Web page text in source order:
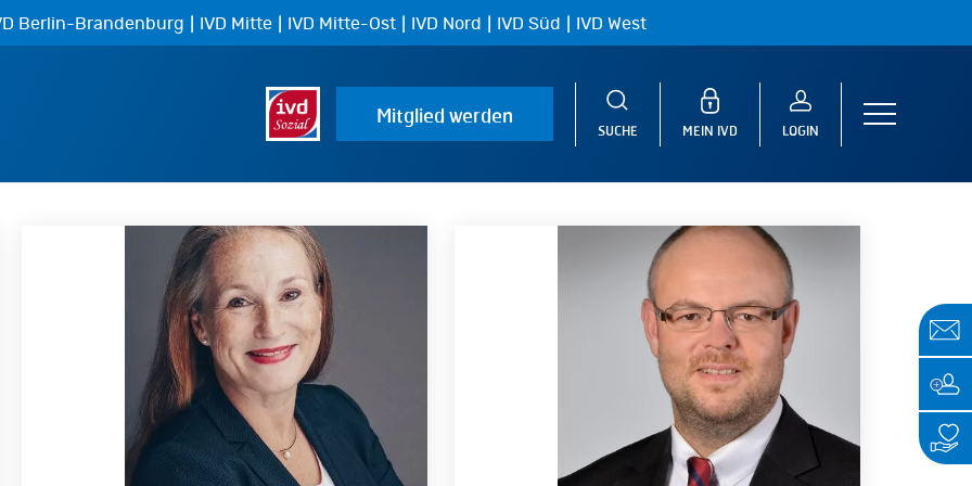
Berlin-Brandenburg | IVD Mitte | IVD Mitte-Ost | IVD Nord | IVD Süd | IVD West
Mitglied werden
SUCHE MEIN IVD LOGIN
Menu